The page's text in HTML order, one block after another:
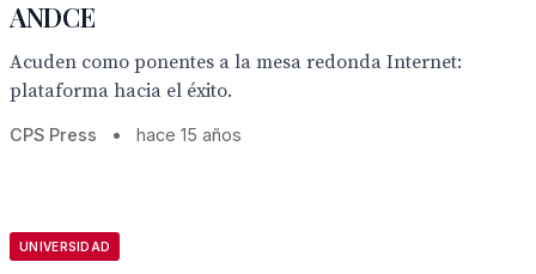
ANDCE
Acuden como ponentes a la mesa redonda Internet:
plataforma hacia el éxito.
CPS Press • hace 15 años
UNIVERSIDAD